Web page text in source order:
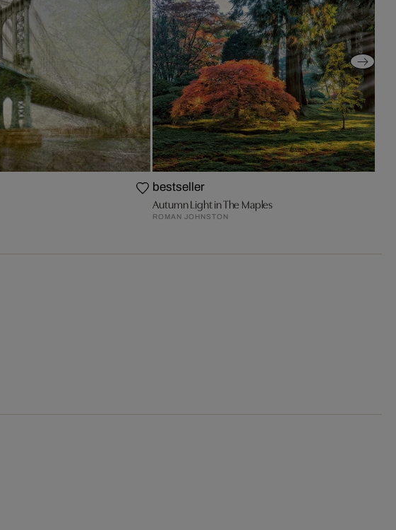
bestseller
Autumn Light in The Maples
ROMAN JOHNSTON